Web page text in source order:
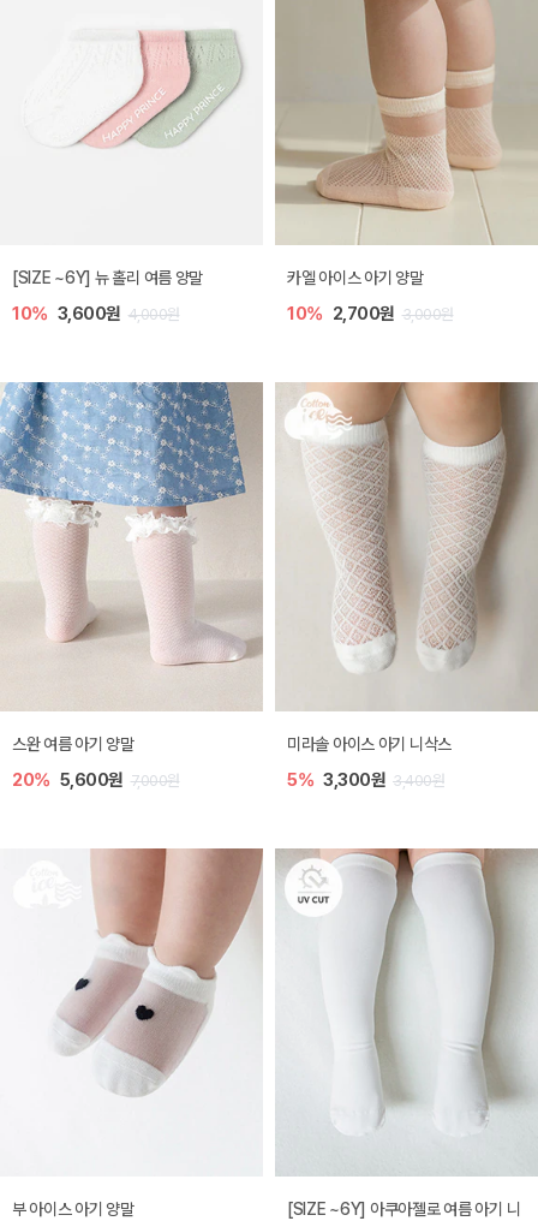
[SIZE ~6Y] 뉴 홀리 여름 양말
10% 3,600원 4,000원
카엘 아이스 아기 양말
10% 2,700원 3,000원
스완 여름 아기 양말
20% 5,600원 7,000원
미라솔 아이스 아기 니삭스
5% 3,300원 3,400원
부 아이스 아기 양말
[SIZE ~6Y] 아쿠아젤로 여름 아기 니